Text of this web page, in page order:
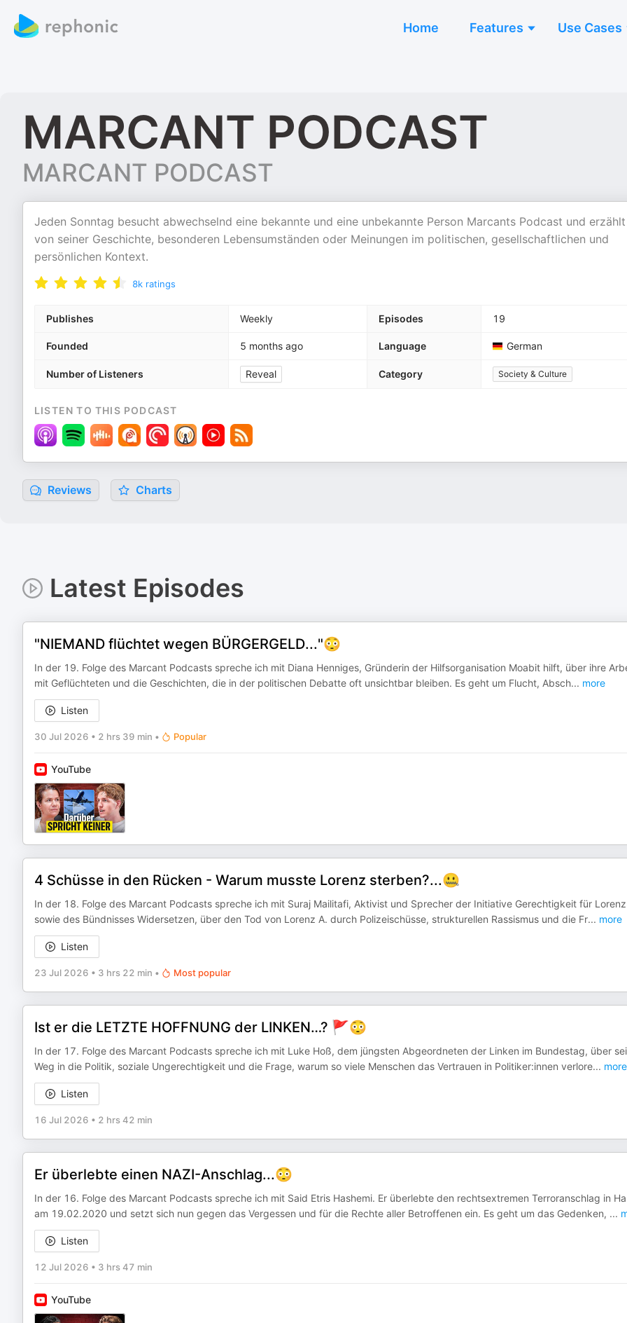
Home Features Use Cases
MARCANT PODCAST
MARCANT PODCAST
Jeden Sonntag besucht abwechselnd eine bekannte und eine unbekannte Person Marcants Podcast und erzählt
von seiner Geschichte, besonderen Lebensumständen oder Meinungen im politischen, gesellschaftlichen und
persönlichen Kontext.
8k ratings
Publishes Weekly Episodes 19
Founded 5 months ago Language German
Number of Listeners Reveal Category Society & Culture
LISTEN TO THIS PODCAST
Reviews Charts
Latest Episodes
"NIEMAND flüchtet wegen BÜRGERGELD..."😳
In der 19. Folge des Marcant Podcasts spreche ich mit Diana Henniges, Gründerin der Hilfsorganisation Moabit hilft, über ihre
mit Geflüchteten und die Geschichten, die in der politischen Debatte oft unsichtbar bleiben. Es geht um Flucht, Absch... more
Listen
30 Jul 2026 • 2 hrs 39 min • Popular
YouTube
4 Schüsse in den Rücken - Warum musste Lorenz sterben?...🤐
In der 18. Folge des Marcant Podcasts spreche ich mit Suraj Mailitafi, Aktivist und Sprecher der Initiative Gerechtigkeit für Lorenz
sowie des Bündnisses Widersetzen, über den Tod von Lorenz A. durch Polizeischüsse, strukturellen Rassismus und die Fr... more
Listen
23 Jul 2026 • 3 hrs 22 min • Most popular
Ist er die LETZTE HOFFNUNG der LINKEN…? 🚩😳
In der 17. Folge des Marcant Podcasts spreche ich mit Luke Hoß, dem jüngsten Abgeordneten der Linken im Bundestag, über
Weg in die Politik, soziale Ungerechtigkeit und die Frage, warum so viele Menschen das Vertrauen in Politiker:innen verlore... more
Listen
16 Jul 2026 • 2 hrs 42 min
Er überlebte einen NAZI-Anschlag...😳
In der 16. Folge des Marcant Podcasts spreche ich mit Said Etris Hashemi. Er überlebte den rechtsextremen Terroranschlag in
am 19.02.2020 und setzt sich nun gegen das Vergessen und für die Rechte aller Betroffenen ein. Es geht um das Gedenken, ...
Listen
12 Jul 2026 • 3 hrs 47 min
YouTube